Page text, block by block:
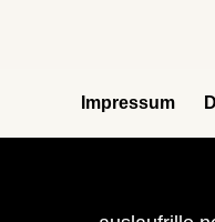
Impressum